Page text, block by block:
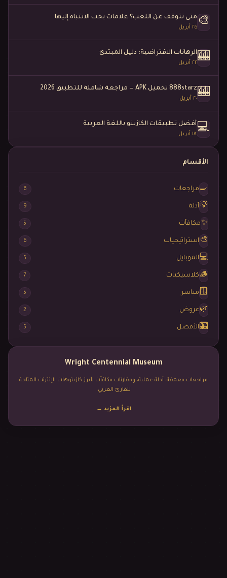
🎨 متى تتوقف عن اللعب؟ علامات يجب الانتباه إليها
٢٥ أبريل
🎰الرهانات الافتراضية: دليل المبتدئ
٢٢ أبريل
🎰888starz تحميل APK — مراجعة شاملة للتطبيق 2026
٢٠ أبريل
💻 أفضل تطبيقات الكازينو باللغة العربية
١٨ أبريل
الأقسام
🍳 مراجعات 6
💡أدلة 9
✨مكافآت 5
🎨 استراتيجيات 6
💻 الموبايل 5
🪵 كلاسيكيات 7
🪟مباشر 5
🌿عروض 2
🎰الأفضل 5
Wright Centennial Museum
مراجعات معمقة، أدلة عملية، ومقارنات مكافآت لأبرز كازينوهات الإنترنت المتاحة
للقارئ العربي.
اقرأ المزيد →